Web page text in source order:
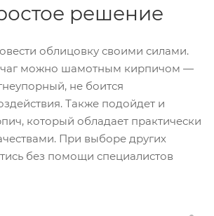
решение
облицовку своими силами.
можно шамотным кирпичом —
не боится
Также подойдет и
который обладает практически
При выборе других
без помощи специалистов